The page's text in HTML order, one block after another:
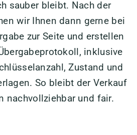
sauber bleibt. Nach der
wir Ihnen dann gerne bei
zur Seite und erstellen
inklusive
Zustand und
So bleibt der Verkauf
nachvollziehbar und fair.